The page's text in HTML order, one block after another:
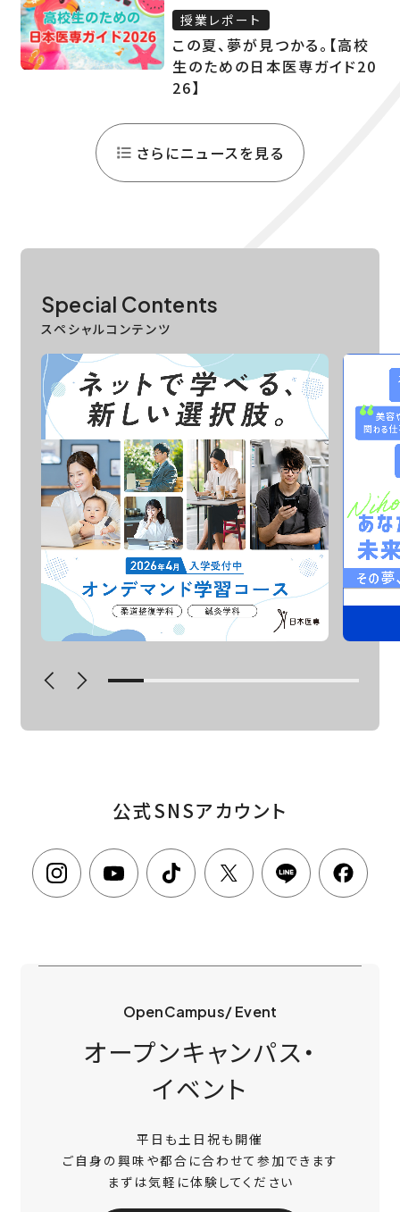
授業レポート
この夏、夢が見つかる。【高校
生のための日本医専ガイド20
26】
さらにニュースを見る
Special Contents
スペシャルコンテンツ
公式SNSアカウント
OpenCampus/ Event
オープンキャンパス・
イベント
平日も土日祝も開催
ご自身の興味や都合に合わせて参加できます
まずは気軽に体験してください